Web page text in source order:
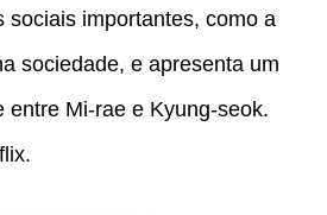
sociais importantes, como a
sociedade, e apresenta um
entre Mi-rae e Kyung-seok.